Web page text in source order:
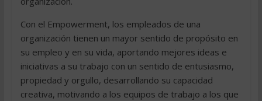
Con el Empowerment, los empleados de una
organización tienen un mayor sentido de propósito en
su empleo y en su vida, aportando mejores ideas e
iniciativas a su trabajo con un sentido de entusiasmo,
propiedad y orgullo, desarrollando su capacidad
creativa, motivando a los equipos de trabajo a los que